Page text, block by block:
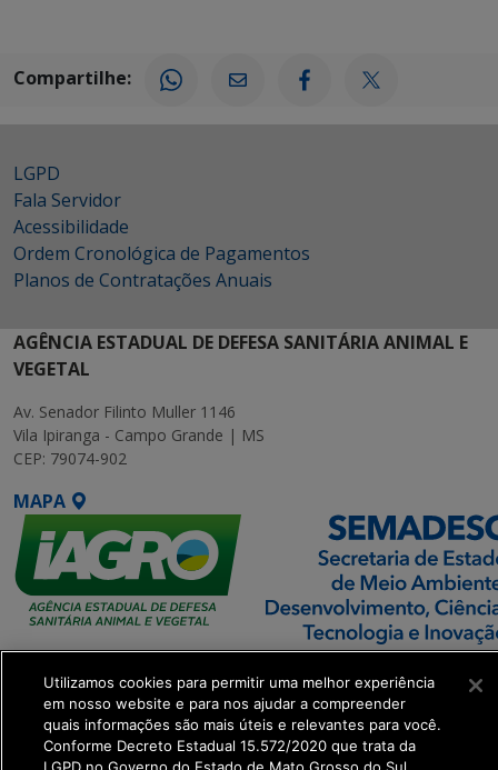
Compartilhe:
LGPD
Fala Servidor
Acessibilidade
Ordem Cronológica de Pagamentos
Planos de Contratações Anuais
AGÊNCIA ESTADUAL DE DEFESA SANITÁRIA ANIMAL E
VEGETAL
Av. Senador Filinto Muller 1146
Vila Ipiranga - Campo Grande | MS
CEP: 79074-902
MAPA
SETDIG | Secretaria-
Executiva de
Transformação Digital
Utilizamos cookies para permitir uma melhor experiência
em nosso website e para nos ajudar a compreender
quais informações são mais úteis e relevantes para você.
Conforme Decreto Estadual 15.572/2020 que trata da